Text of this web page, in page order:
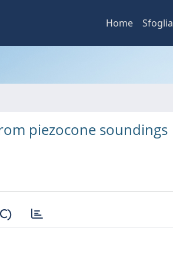
Home Sfoglia
piezocone soundings